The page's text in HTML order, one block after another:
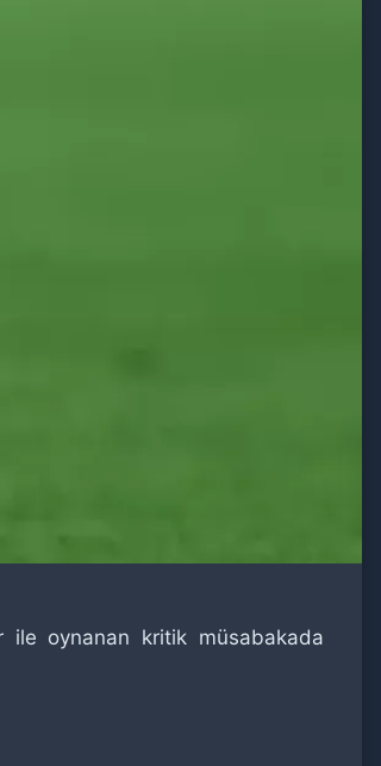
ile oynanan kritik müsabakada